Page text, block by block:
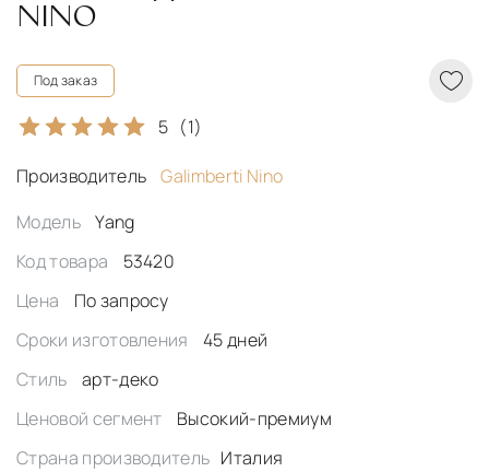
NINO
Под заказ
5 (1)
Производитель
Galimberti Nino
Модель
Yang
Код товара
53420
Цена
По запросу
Сроки изготовления
45 дней
Стиль
арт-деко
Ценовой сегмент
Высокий-премиум
Страна производитель Италия